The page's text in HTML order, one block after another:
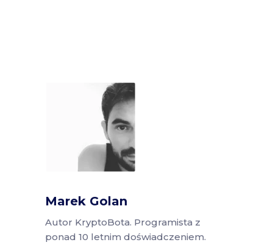
Marek Golan
Autor KryptoBota. Programista z
ponad 10 letnim doświadczeniem.